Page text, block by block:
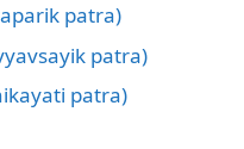
patra)
patra)
patra)